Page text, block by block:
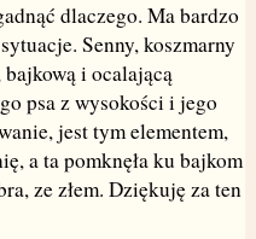
dlaczego. Ma bardzo
Senny, koszmarny
i ocalającą
psa z wysokości i jego
jest tym elementem,
a ta pomknęła ku bajkom
ze złem. Dziękuję za ten